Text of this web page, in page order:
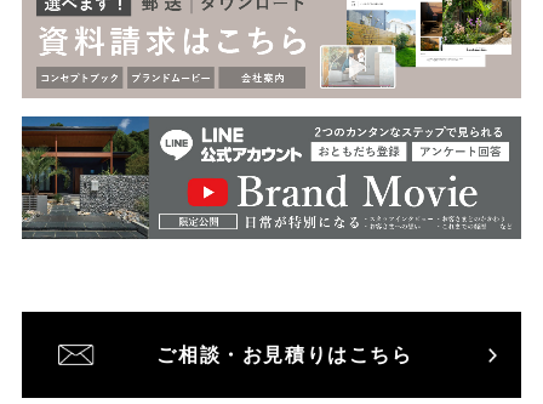
ご相談・お見積りはこちら